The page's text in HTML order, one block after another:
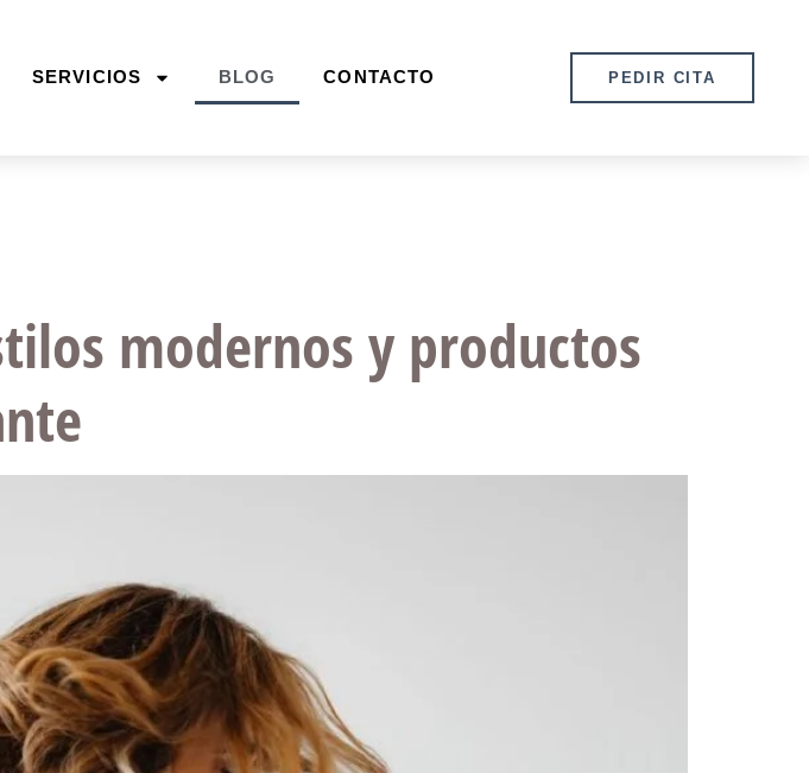
SERVICIOS BLOG CONTACTO PEDIR CITA
modernos y productos